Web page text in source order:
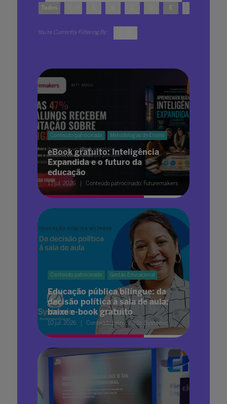
Todos E
Conteúdo patrocinado Metodologias de Ensino
eBook gratuito: Inteligência
Expandida e o futuro da
educação
13 jul. 2026 Conteúdo patrocinado: Futuremakers
Conteúdo patrocinado Gestão Educacional
Educação pública bilíngue: da
decisão política à sala de aula;
baixe e-book gratuito
10 jul. 2026 Conteúdo patrocinado: Systemic